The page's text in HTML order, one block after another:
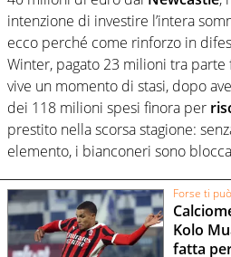
intenzione di investire l’intera
ecco perché come rinforzo in
Winter, pagato 23 milioni tra parte
vive un momento di stasi, dopo
dei 118 milioni spesi finora per
prestito nella scorsa stagione:
elemento, i bianconeri sono
Forse ti
Kolo
fatta